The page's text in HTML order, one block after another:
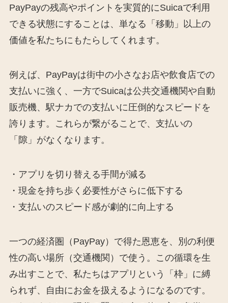
PayPayの残高やポイントを実質的にSuicaで利用
できる状態にすることは、単なる「移動」以上の
価値を私たちにもたらしてくれます。
例えば、PayPayは街中の小さなお店や飲食店での
支払いに強く、一方でSuicaは公共交通機関や自動
販売機、駅ナカでの支払いに圧倒的なスピードを
誇ります。これらが繋がることで、支払いの
「隙」がなくなります。
・アプリを切り替える手間が減る
・現金を持ち歩く必要性がさらに低下する
・支払いのスピード感が劇的に向上する
一つの経済圏（PayPay）で得た恩恵を、別の利便
性の高い場所（交通機関）で使う。この循環を生
み出すことで、私たちはアプリという「枠」に縛
られず、自由にお金を扱えるようになるのです。